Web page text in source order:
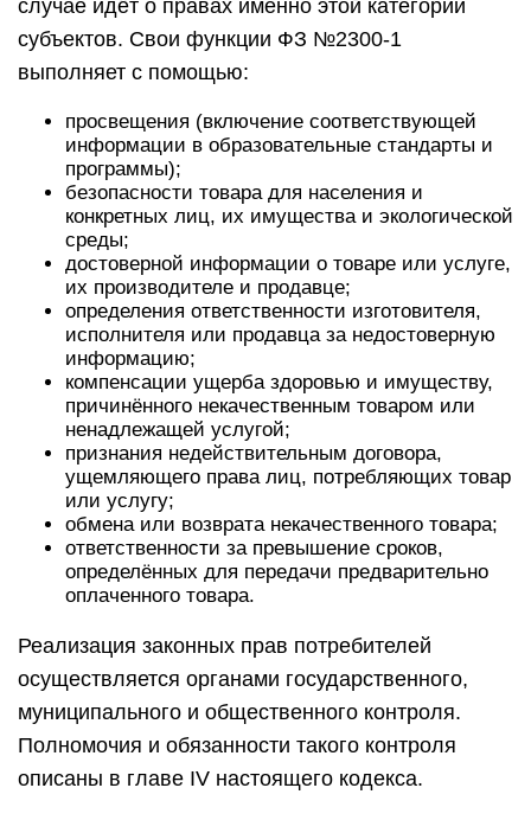
случае идёт о правах именно этой категории
субъектов. Свои функции ФЗ №2300-1
выполняет с помощью:
просвещения (включение соответствующей
информации в образовательные стандарты и
программы);
безопасности товара для населения и
конкретных лиц, их имущества и экологической
среды;
достоверной информации о товаре или услуге,
их производителе и продавце;
определения ответственности изготовителя,
исполнителя или продавца за недостоверную
информацию;
компенсации ущерба здоровью и имуществу,
причинённого некачественным товаром или
ненадлежащей услугой;
признания недействительным договора,
ущемляющего права лиц, потребляющих товар
или услугу;
обмена или возврата некачественного товара;
ответственности за превышение сроков,
определённых для передачи предварительно
оплаченного товара.
Реализация законных прав потребителей
осуществляется органами государственного,
муниципального и общественного контроля.
Полномочия и обязанности такого контроля
описаны в главе IV настоящего кодекса.